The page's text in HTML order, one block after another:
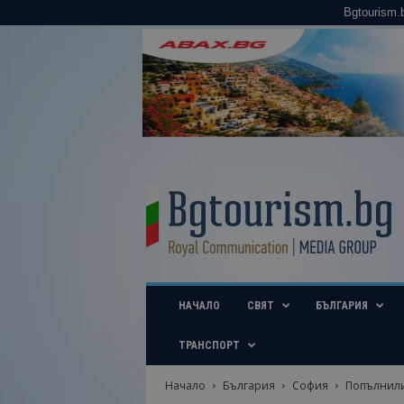
u
i
b
НАЧАЛО СВЯТ БЪЛГАРИЯ
ТРАНСПОРТ
Начало България София